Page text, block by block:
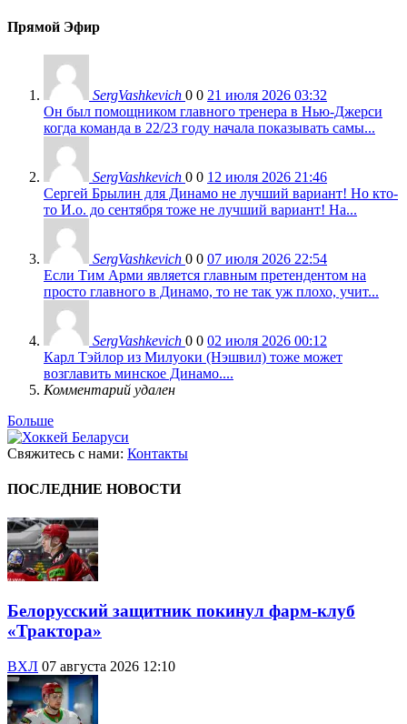
Прямой Эфир
SergVashkevich 0 0 21 июля 2026 03:32
Он был помощником главного тренера в Нью-Джерси
когда команда в 22/23 году начала показывать самы...
SergVashkevich 0 0 12 июля 2026 21:46
Сергей Брылин для Динамо не лучший вариант! Но кто-
то И.о. до сентября тоже не лучший вариант! На...
SergVashkevich 0 0 07 июля 2026 22:54
Если Тим Арми является главным претендентом на
просто главного в Динамо, то не так уж плохо, учит...
SergVashkevich 0 0 02 июля 2026 00:12
Карл Тэйлор из Милуоки (Нэшвил) тоже может
возглавить минское Динамо....
Комментарий удален
Больше
Свяжитесь с нами: Контакты
ПОСЛЕДНИЕ НОВОСТИ
Белорусский защитник покинул фарм-клуб
«Трактора»
ВХЛ 07 августа 2026 12:10